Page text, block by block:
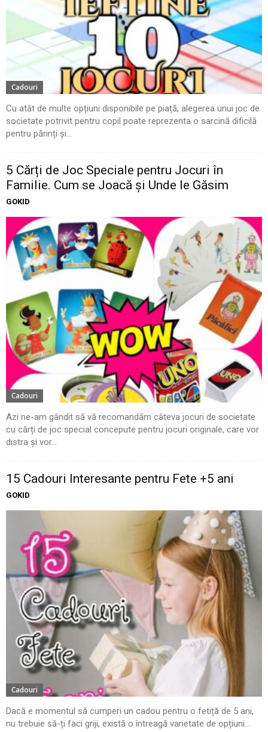
Cadouri
Cu atât de multe opțiuni disponibile pe piață, alegerea unui joc de
societate potrivit pentru copil poate reprezenta o sarcină dificilă
pentru părinți și...
5 Cărți de Joc Speciale pentru Jocuri în
Familie. Cum se Joacă și Unde le Găsim
GOKID
Cadouri
Azi ne-am gândit să vă recomandăm câteva jocuri de societate
cu cărți de joc special concepute pentru jocuri originale, care vor
distra și vor...
15 Cadouri Interesante pentru Fete +5 ani
GOKID
Cadouri
Dacă e momentul să cumperi un cadou pentru o fetiță de 5 ani,
nu trebuie să-ți faci griji, există o întreagă varietate de opțiuni...